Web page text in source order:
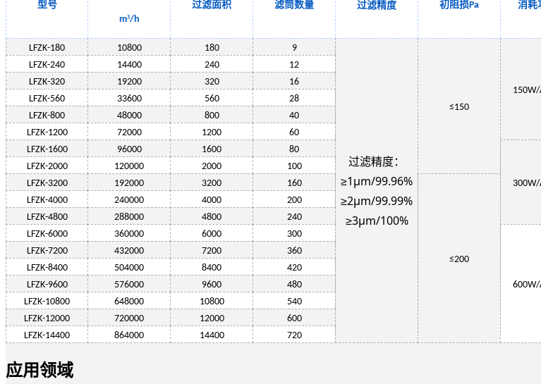
型号
m³/h
过滤面积 滤筒数量 过滤精度 初阻损Pa 消耗
LFZK-180 10800 180 9
过滤精度：
≥1μm/99.96%
≥2μm/99.99%
≥3μm/100%
≤150
150W/
LFZK-240 14400 240 12
LFZK-320 19200 320 16
LFZK-560 33600 560 28
LFZK-800 48000 800 40
LFZK-1200 72000 1200 60
LFZK-1600 96000 1600 80
300W/
LFZK-2000 120000 2000 100
LFZK-3200 192000 3200 160
≤200
LFZK-4000 240000 4000 200
LFZK-4800 288000 4800 240
LFZK-6000 360000 6000 300
600W/
LFZK-7200 432000 7200 360
LFZK-8400 504000 8400 420
LFZK-9600 576000 9600 480
LFZK-10800 648000 10800 540
LFZK-12000 720000 12000 600
LFZK-14400 864000 14400 720
应用领域